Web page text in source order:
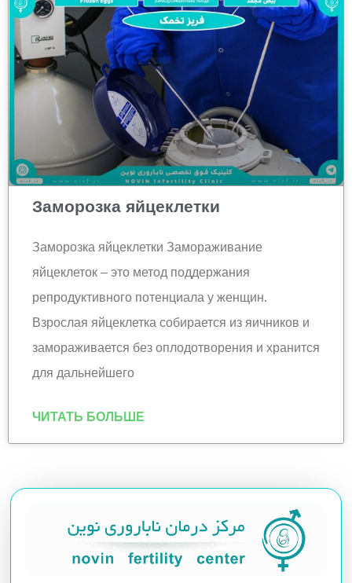
Заморозка яйцеклетки
Заморозка яйцеклетки Замораживание
яйцеклеток – это метод поддержания
репродуктивного потенциала у женщин.
Взрослая яйцеклетка собирается из яичников и
замораживается без оплодотворения и хранится
для дальнейшего
ЧИТАТЬ БОЛЬШЕ